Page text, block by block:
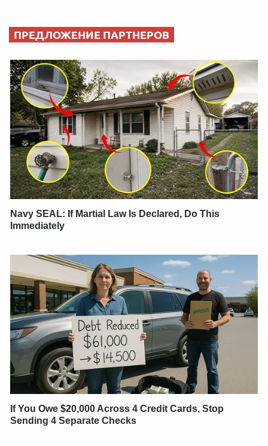
ПРЕДЛОЖЕНИЕ ПАРТНЕРОВ
Navy SEAL: If Martial Law Is Declared, Do This
Immediately
If You Owe $20,000 Across 4 Credit Cards, Stop
Sending 4 Separate Checks